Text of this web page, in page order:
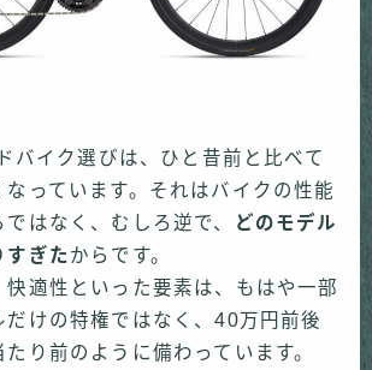
バイク選びは、ひと昔前と比べて
なっています。それはバイクの性能
はなく、むしろ逆で、
どのモデル
すぎた からです。
快適性といった要素は、もはや一部
だけの特権ではなく、40万円前後
り前のように備わっています。